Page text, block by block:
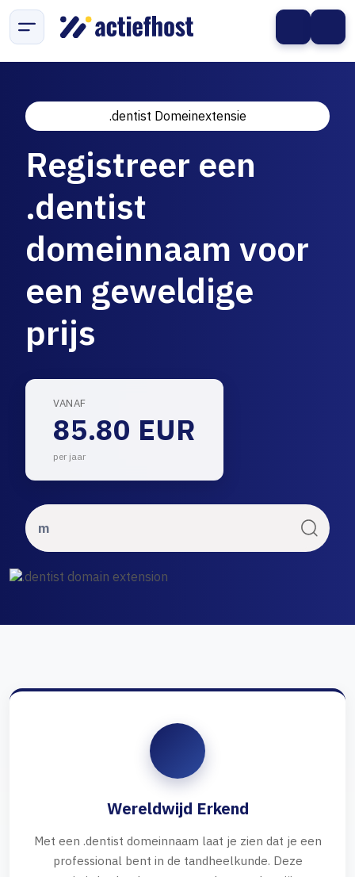
.dentist Domeinextensie
Registreer een
.dentist
domeinnaam voor
een geweldige
prijs
VANAF
85.80 EUR
per jaar
Wereldwijd Erkend
Met een .dentist domeinnaam laat je zien dat je een
professional bent in de tandheelkunde. Deze